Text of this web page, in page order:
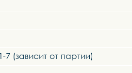
7 (зависит от партии)